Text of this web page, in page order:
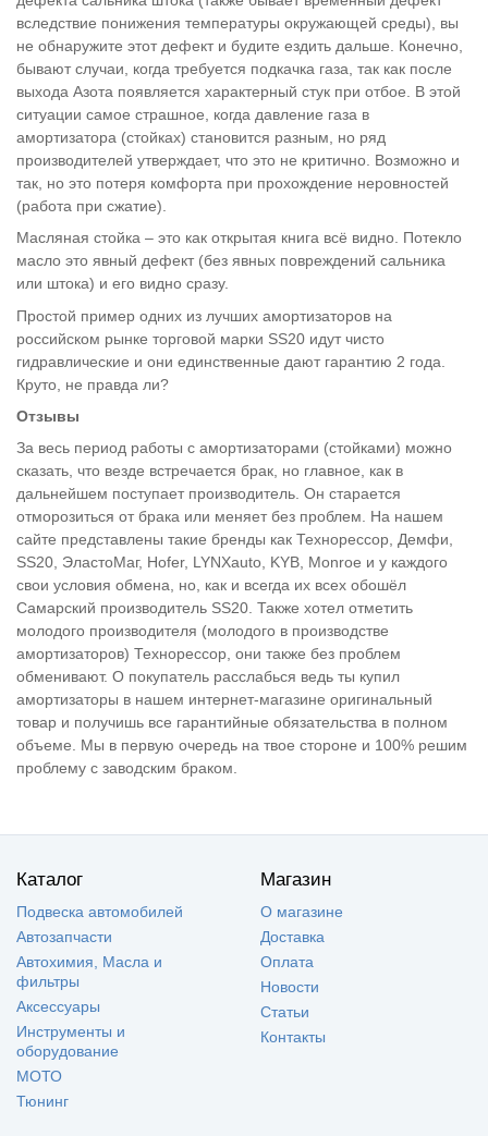
вследствие понижения температуры окружающей среды), вы
не обнаружите этот дефект и будите ездить дальше. Конечно,
бывают случаи, когда требуется подкачка газа, так как после
выхода Азота появляется характерный стук при отбое. В этой
ситуации самое страшное, когда давление газа в
амортизатора (стойках) становится разным, но ряд
производителей утверждает, что это не критично. Возможно и
так, но это потеря комфорта при прохождение неровностей
(работа при сжатие).
Масляная стойка – это как открытая книга всё видно. Потекло
масло это явный дефект (без явных повреждений сальника
или штока) и его видно сразу.
Простой пример одних из лучших амортизаторов на
российском рынке торговой марки SS20 идут чисто
гидравлические и они единственные дают гарантию 2 года.
Круто, не правда ли?
Отзывы
За весь период работы с амортизаторами (стойками) можно
сказать, что везде встречается брак, но главное, как в
дальнейшем поступает производитель. Он старается
отморозиться от брака или меняет без проблем. На нашем
сайте представлены такие бренды как Технорессор, Демфи,
SS20, ЭластоМаг, Hofer, LYNXauto, KYB, Monroe и у каждого
свои условия обмена, но, как и всегда их всех обошёл
Самарский производитель SS20. Также хотел отметить
молодого производителя (молодого в производстве
амортизаторов) Технорессор, они также без проблем
обменивают. О покупатель расслабься ведь ты купил
амортизаторы в нашем интернет-магазине оригинальный
товар и получишь все гарантийные обязательства в полном
объеме. Мы в первую очередь на твое стороне и 100% решим
проблему с заводским браком.
Каталог
Подвеска автомобилей
Автозапчасти
Автохимия, Масла и
фильтры
Аксессуары
Инструменты и
оборудование
МОТО
Тюнинг
Магазин
О магазине
Доставка
Оплата
Новости
Статьи
Контакты